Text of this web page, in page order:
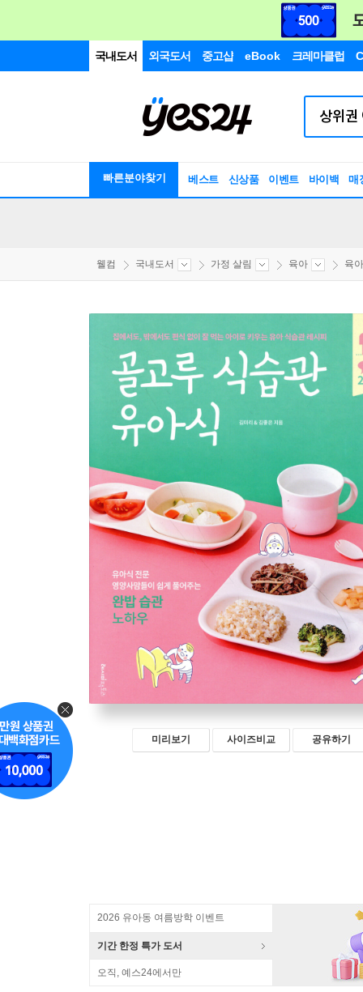
국내도서 외국도서 중고샵 eBook 크레마클럽
빠른분야찾기 베스트 신상품 이벤트 바이백 매
웰컴 국내도서 가정 살림 육아 육
미리보기 사이즈비교 공유하기
2026 유아동 여름방학 이벤트
기간 한정 특가 도서
오직, 예스24에서만